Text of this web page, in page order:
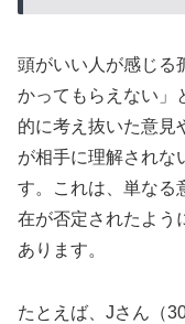
頭がいい人が感じる
かってもらえない」
的に考え抜いた意見
が相手に理解されな
す。これは、単なる
在が否定されたよう
あります。
たとえば、Jさん（